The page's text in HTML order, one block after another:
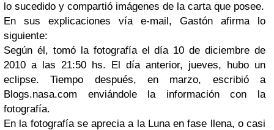
lo sucedido y compartió imágenes de la carta que posee.
En sus explicaciones vía e-mail, Gastón afirma lo
siguiente:
Según él, tomó la fotografía el día 10 de diciembre de
2010 a las 21:50 hs. El día anterior, jueves, hubo un
eclipse. Tiempo después, en marzo, escribió a
Blogs.nasa.com enviándole la información con la
fotografía.
En la fotografía se aprecia a la Luna en fase llena, o casi